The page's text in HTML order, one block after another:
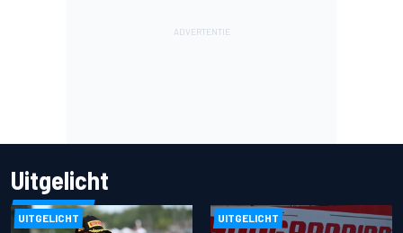
Uitgelicht
UITGELICHT UITGELICHT